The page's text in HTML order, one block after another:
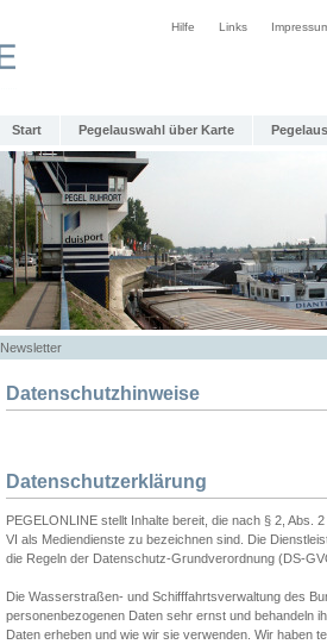
Hilfe Links
Start Pegelauswahl über Karte
Newsletter
Datenschutzhinweise
Datenschutzerklärung
PEGELONLINE stellt Inhalte bereit, die nach § 2,
VI als Mediendienste zu bezeichnen sind. Die
die Regeln der Datenschutz-Grundverordnung (DS-
Die Wasserstraßen- und Schifffahrtsverwaltung des
personenbezogenen Daten sehr ernst und behandeln
Daten erheben und wie wir sie verwenden. Wir haben